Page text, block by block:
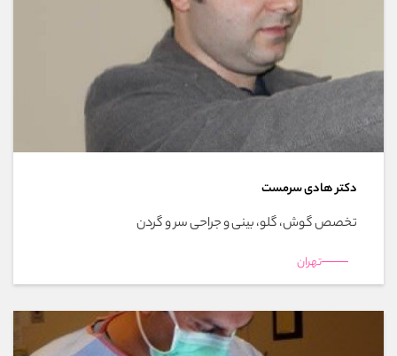
دکتر هادی سرمست
تخصص گوش، گلو، بینی و جراحی سر و گردن
تهران